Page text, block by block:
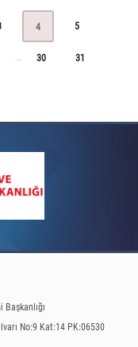
4 5
30 31
No:9 Kat:14 PK:06530